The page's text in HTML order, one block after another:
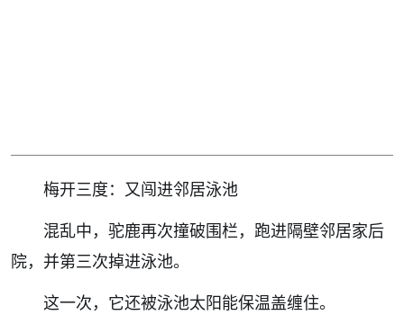
梅开三度：又闯进邻居泳池
混乱中，驼鹿再次撞破围栏，跑进隔壁邻居家后
院，并第三次掉进泳池。
这一次，它还被泳池太阳能保温盖缠住。